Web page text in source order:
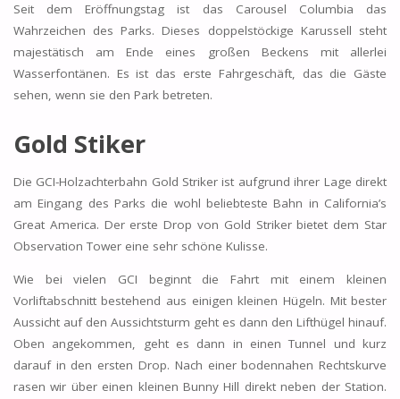
Seit dem Eröffnungstag ist das Carousel Columbia das
Wahrzeichen des Parks. Dieses doppelstöckige Karussell steht
majestätisch am Ende eines großen Beckens mit allerlei
Wasserfontänen. Es ist das erste Fahrgeschäft, das die Gäste
sehen, wenn sie den Park betreten.
Gold Stiker
Die GCI-Holzachterbahn Gold Striker ist aufgrund ihrer Lage direkt
am Eingang des Parks die wohl beliebteste Bahn in California’s
Great America. Der erste Drop von Gold Striker bietet dem Star
Observation Tower eine sehr schöne Kulisse.
Wie bei vielen GCI beginnt die Fahrt mit einem kleinen
Vorliftabschnitt bestehend aus einigen kleinen Hügeln. Mit bester
Aussicht auf den Aussichtsturm geht es dann den Lifthügel hinauf.
Oben angekommen, geht es dann in einen Tunnel und kurz
darauf in den ersten Drop. Nach einer bodennahen Rechtskurve
rasen wir über einen kleinen Bunny Hill direkt neben der Station.